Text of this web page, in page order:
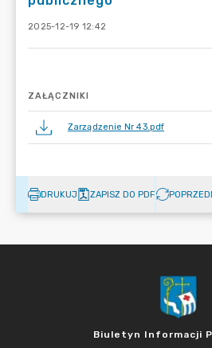
2025-12-19 12:42
ZAŁĄCZNIKI
Zarządzenie Nr 43.pdf
DRUKUJ ZAPISZ DO PDF
Biuletyn Informacji